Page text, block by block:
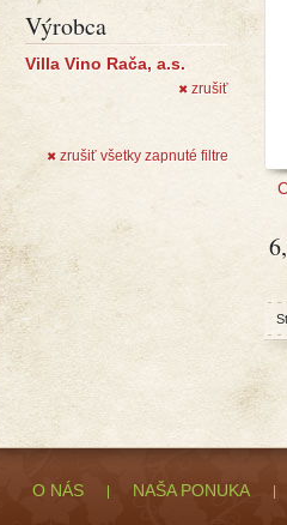
Výrobca
Villa Vino Rača, a.s.
✖ zrušiť
✖ zrušiť všetky zapnuté filtre
O NÁS NAŠA PONUKA